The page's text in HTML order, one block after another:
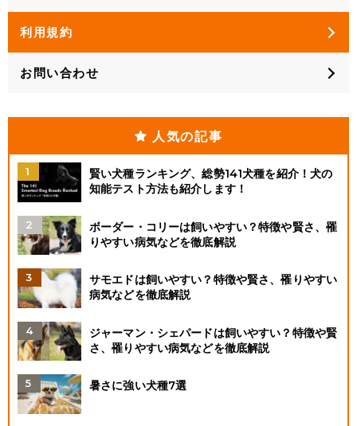
利用規約
お問い合わせ
人気の記事
賢い犬種ランキング、総勢141犬種を紹介！犬の
知能テスト方法も紹介します！
ボーダー・コリーは飼いやすい？特徴や賢さ、罹
りやすい病気などを徹底解説
サモエドは飼いやすい？特徴や賢さ、罹りやすい
病気などを徹底解説
ジャーマン・シェパードは飼いやすい？特徴や賢
さ、罹りやすい病気などを徹底解説
暑さに強い犬種7選